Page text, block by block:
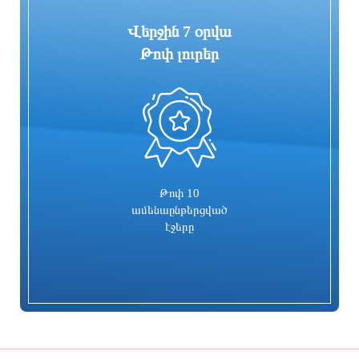
Վարչապետը կմասնակցի
Եվրասիական միջկառավարական
խորհրդի նիստին. օրակարգում նաեւ
2026-2031 թվականներին 2 մլրդ
դոլարի ապօրինի օտարված գույք
պետք է վերադարձվի ՀՀ-ին կամ
խաղային ոլորտի կարգավորման
ԱԺ նախագահի տեղակալի թեկնածու
Վերջին 7 օրվա
Թոփ լուրեր
Թոփ 10
ամենաընթերցված
էջերը